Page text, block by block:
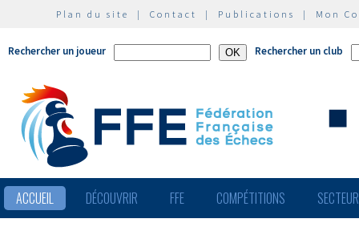
Plan du site | Contact | Publications | Mon
Rechercher un joueur Rechercher un club
ACCUEIL DÉCOUVRIR FFE COMPÉTITIONS